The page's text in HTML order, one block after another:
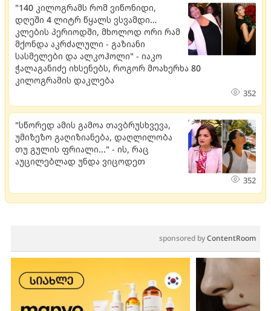
"140 კილოგრამს რომ ვიწონიდი,
დღეში 4 ლიტრ წყალს ვსვამდი…
კლების პერიოდში, მხოლოდ ორი რამ
მქონდა აკრძალული - გაზიანი
სასმელები და ალკოჰოლი" - იაკო
ჭალაგანიძე იხსენებს, როგორ მოახერხა 80
კილოგრამის დაკლება
352
"სწორედ ამის გამოა თავბრუსხვევა,
უმიზეზო გაღიზიანება, დაღლილობა
თუ გულის ფრიალი..." - ის, რაც
აუცილებლად უნდა ვიცოდეთ
352
sponsored byContentRoom